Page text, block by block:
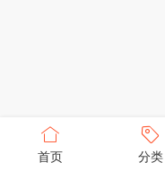
首页 分类